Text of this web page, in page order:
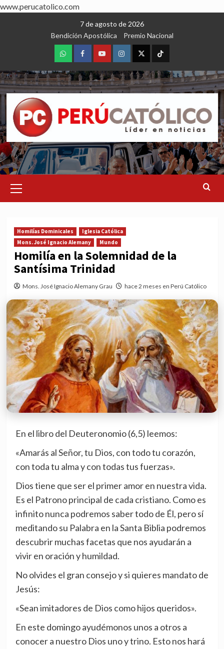
www.perucatolico.com
7 de agosto de 2026
Bendición Apostólica
Premio Nacional
WhatsAppFacebookYoutubeInstagram
X TikTok
Menu
Homilías Dominicales
Iglesia Católica
Mons. José Ignacio Alemany
Mundo
Homilía en la Solemnidad de la
Santísima Trinidad
Mons. José Ignacio Alemany Grau hace 2 meses en Perú Católico
En el libro del Deuteronomio (6,5) leemos:
«Amarás al Señor, tu Dios, con todo tu corazón,
con toda tu alma y con todas tus fuerzas».
Dios tiene que ser el primer amor en nuestra vida.
Es el Patrono principal de cada cristiano. Como es
infinito nunca podremos saber todo de Él, pero sí
meditando su Palabra en la Santa Biblia podremos
descubrir muchas facetas que nos ayudarán a
vivir en oración y humildad.
No olvides el gran consejo y si quieres mandato de
Jesús:
«Sean imitadores de Dios como hijos queridos».
En este domingo ayudémonos unos a otros a
conocer a nuestro Dios uno y trino. Esto nos hará